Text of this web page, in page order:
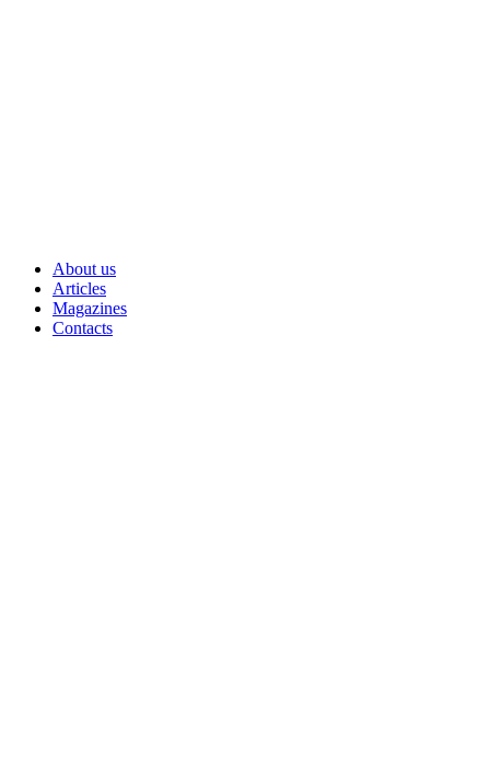
About us
Articles
Magazines
Contacts